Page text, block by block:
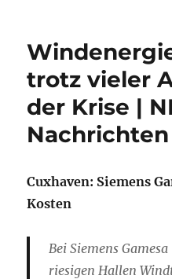
trotz vieler
der Krise |
Nachrichten
Cuxhaven: Siemens
Kosten
Bei Siemens
riesigen Hallen